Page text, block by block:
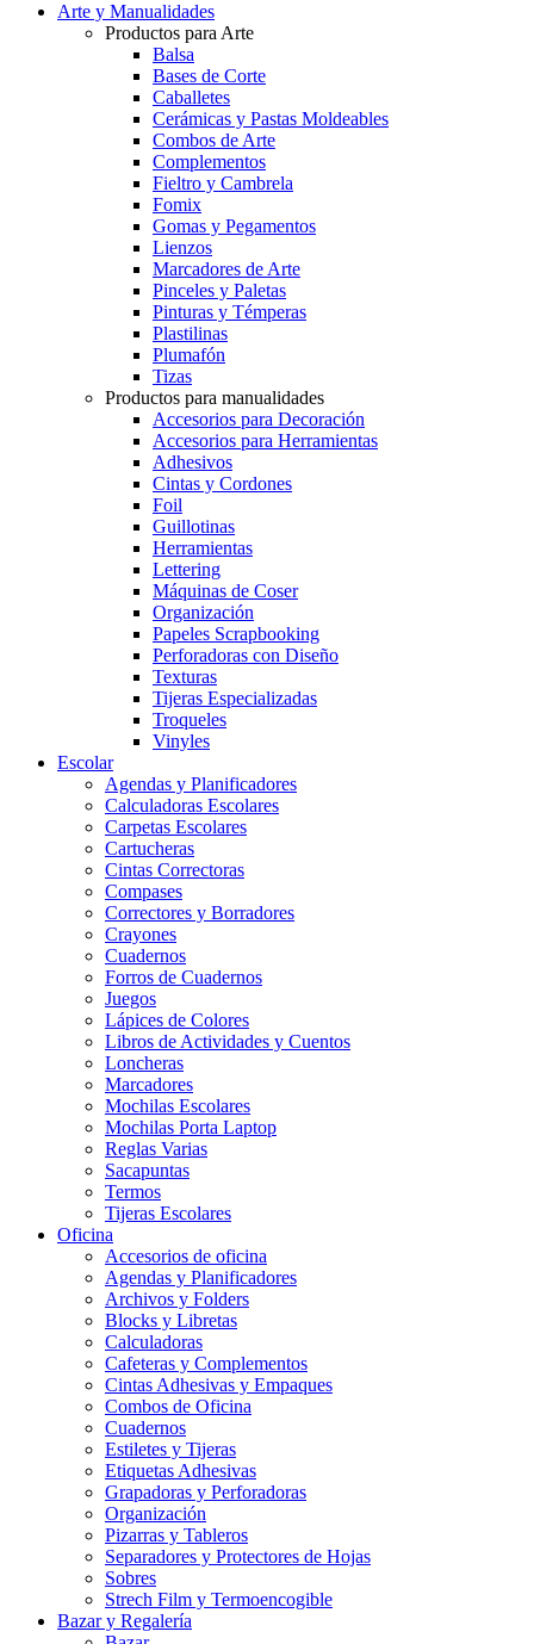
Arte y Manualidades
Productos para Arte
Balsa
Bases de Corte
Caballetes
Cerámicas y Pastas Moldeables
Combos de Arte
Complementos
Fieltro y Cambrela
Fomix
Gomas y Pegamentos
Lienzos
Marcadores de Arte
Pinceles y Paletas
Pinturas y Témperas
Plastilinas
Plumafón
Tizas
Productos para manualidades
Accesorios para Decoración
Accesorios para Herramientas
Adhesivos
Cintas y Cordones
Foil
Guillotinas
Herramientas
Lettering
Máquinas de Coser
Organización
Papeles Scrapbooking
Perforadoras con Diseño
Texturas
Tijeras Especializadas
Troqueles
Vinyles
Escolar
Agendas y Planificadores
Calculadoras Escolares
Carpetas Escolares
Cartucheras
Cintas Correctoras
Compases
Correctores y Borradores
Crayones
Cuadernos
Forros de Cuadernos
Juegos
Lápices de Colores
Libros de Actividades y Cuentos
Loncheras
Marcadores
Mochilas Escolares
Mochilas Porta Laptop
Reglas Varias
Sacapuntas
Termos
Tijeras Escolares
Oficina
Accesorios de oficina
Agendas y Planificadores
Archivos y Folders
Blocks y Libretas
Calculadoras
Cafeteras y Complementos
Cintas Adhesivas y Empaques
Combos de Oficina
Cuadernos
Estiletes y Tijeras
Etiquetas Adhesivas
Grapadoras y Perforadoras
Organización
Pizarras y Tableros
Separadores y Protectores de Hojas
Sobres
Strech Film y Termoencogible
Bazar y Regalería